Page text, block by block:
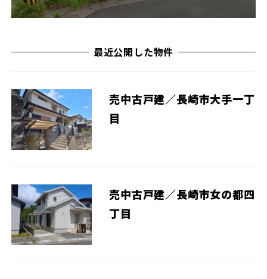
最近公開した物件
売中古戸建／長崎市大手一丁
目
売中古戸建／長崎市女の都四
丁目